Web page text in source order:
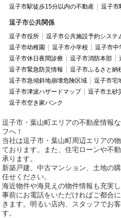
逗子市駅徒歩15分以内の不動産
逗子市
逗子市公共関係
逗子市役所 逗子市公共施設予約システ
逗子市幼稚園
逗子市小学校 逗子市中
逗子市休日夜間診療
逗子市消防本部
逗子市緊急防災情報
逗子市ふるさと納
逗子市急傾斜地崩壊危険区域
逗子市宅
逗子市津波ハザードマップ
逗子市土砂
逗子市空き家バンク
逗子市・葉山町エリアの不動産情報
フへ！
当社は逗子市・葉山町周辺エリアの
ております。また、住宅ローンや不
承ります。
新築戸建、中古マンション、土地の
任せください。
海近物件や海見えの物件情報も充実し
事前にお電話をいただければご都合
きます。明るい店内、スタッフでお
す。